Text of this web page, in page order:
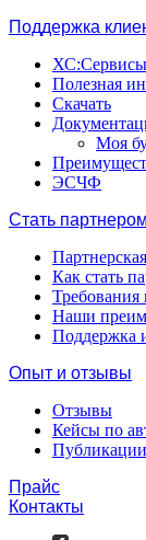
Поддержка
ХС:Сервисы
Полезная
Скачать
Моя
ЭСЧФ
Стать партнером
Как стать
Требования
Наши
Поддержка
Опыт и отзывы
Отзывы
Кейсы по
Публикации
Прайс
Контакты